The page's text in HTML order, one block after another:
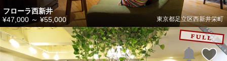
フローラ西新井
東京都足立区西新井栄町
¥47,000 ～¥55,000